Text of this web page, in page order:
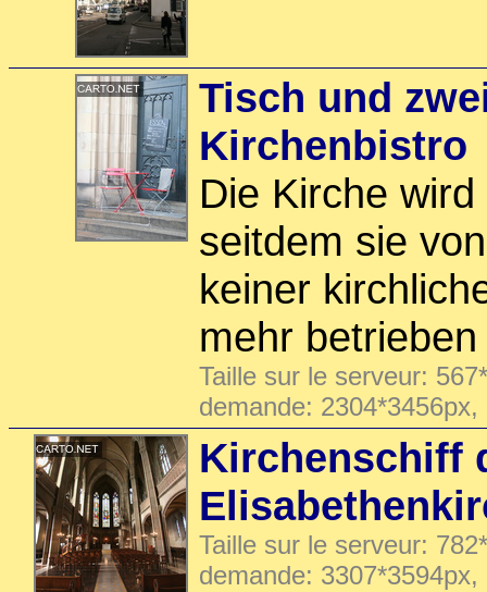
Tisch und
Kirchenbistro
Die Kirche
seitdem sie
keiner
mehr
Taille sur le serveur:
demande:
Kirchenschiff
Taille sur le serveur:
demande: